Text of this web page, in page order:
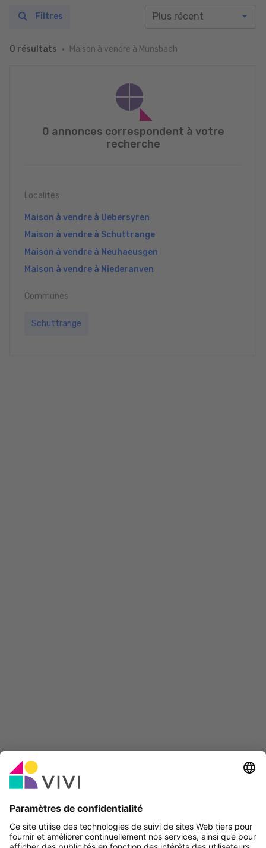
0 résultats Maison à vendre à Munsbach
Filtres
0 annonces correspondent à votre
recherche
Localités
Maison à vendre à Uebersyren
Maison à vendre à Schuttrange
Maison à vendre à Neuhaeusgen
Maison à vendre à Niederanven
Communes
Schuttrange